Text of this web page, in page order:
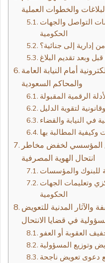
والخطوات العملية
التواصل والجهات
الحكومية
إدارية إلى جنائية؟
وبعد تقديم البلاغ
أمام النيابة العامة
والمحاكم السعودية
الرقمية المقبولة
لتقوية الدليل
في النيابة والقضاء
المطالبة بها
المؤسسي لخفض مخاطر
انتحال الهوية المصرفية
للبنوك والمؤسسات
وتعليمات الجهات
الحكومية
والآثار المدنية للتعويض
في قضايا الانتحال
العقوبة أو العفو
وتوزيع المسؤولية
دعوى تعويض ناجحة